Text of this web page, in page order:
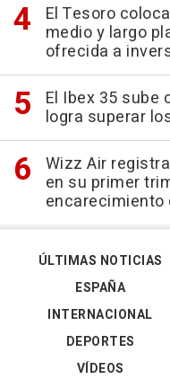
El Tesoro
medio y largo
ofrecida a
El Ibex 35 sube
logra superar
Wizz Air
en su primer
ÚLTIMAS NOTICIAS
ESPAÑA
INTERNACIONAL
DEPORTES
VÍDEOS